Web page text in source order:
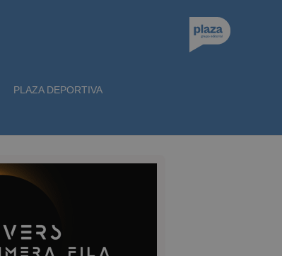
PLAZA DEPORTIVA